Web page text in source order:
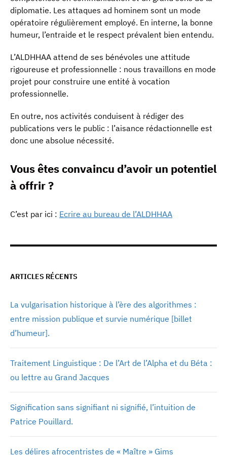
diplomatie. Les attaques ad hominem sont un mode
opératoire régulièrement employé. En interne, la bonne
humeur, l’entraide et le respect prévalent bien entendu.
L’ALDHHAA attend de ses bénévoles une attitude
rigoureuse et professionnelle : nous travaillons en mode
projet pour construire une entité à vocation
professionnelle.
En outre, nos activités conduisent à rédiger des
publications vers le public : l’aisance rédactionnelle est
donc une absolue nécessité.
Vous êtes convaincu d’avoir un potentiel
à offrir ?
C’est par ici : Ecrire au bureau de l’ALDHHAA
ARTICLES RÉCENTS
La vulgarisation historique à l’ère des algorithmes :
entre mission publique et survie numérique [billet
d’humeur].
Traitement Linguistique : De l’Art de l’Alpha et du Béta :
ou lettre au Grand Jacques
Signification sans signifiant ni signifié, l’intuition de
Patrice Pouillard.
Les délires afrocentristes de « Maître » Gims